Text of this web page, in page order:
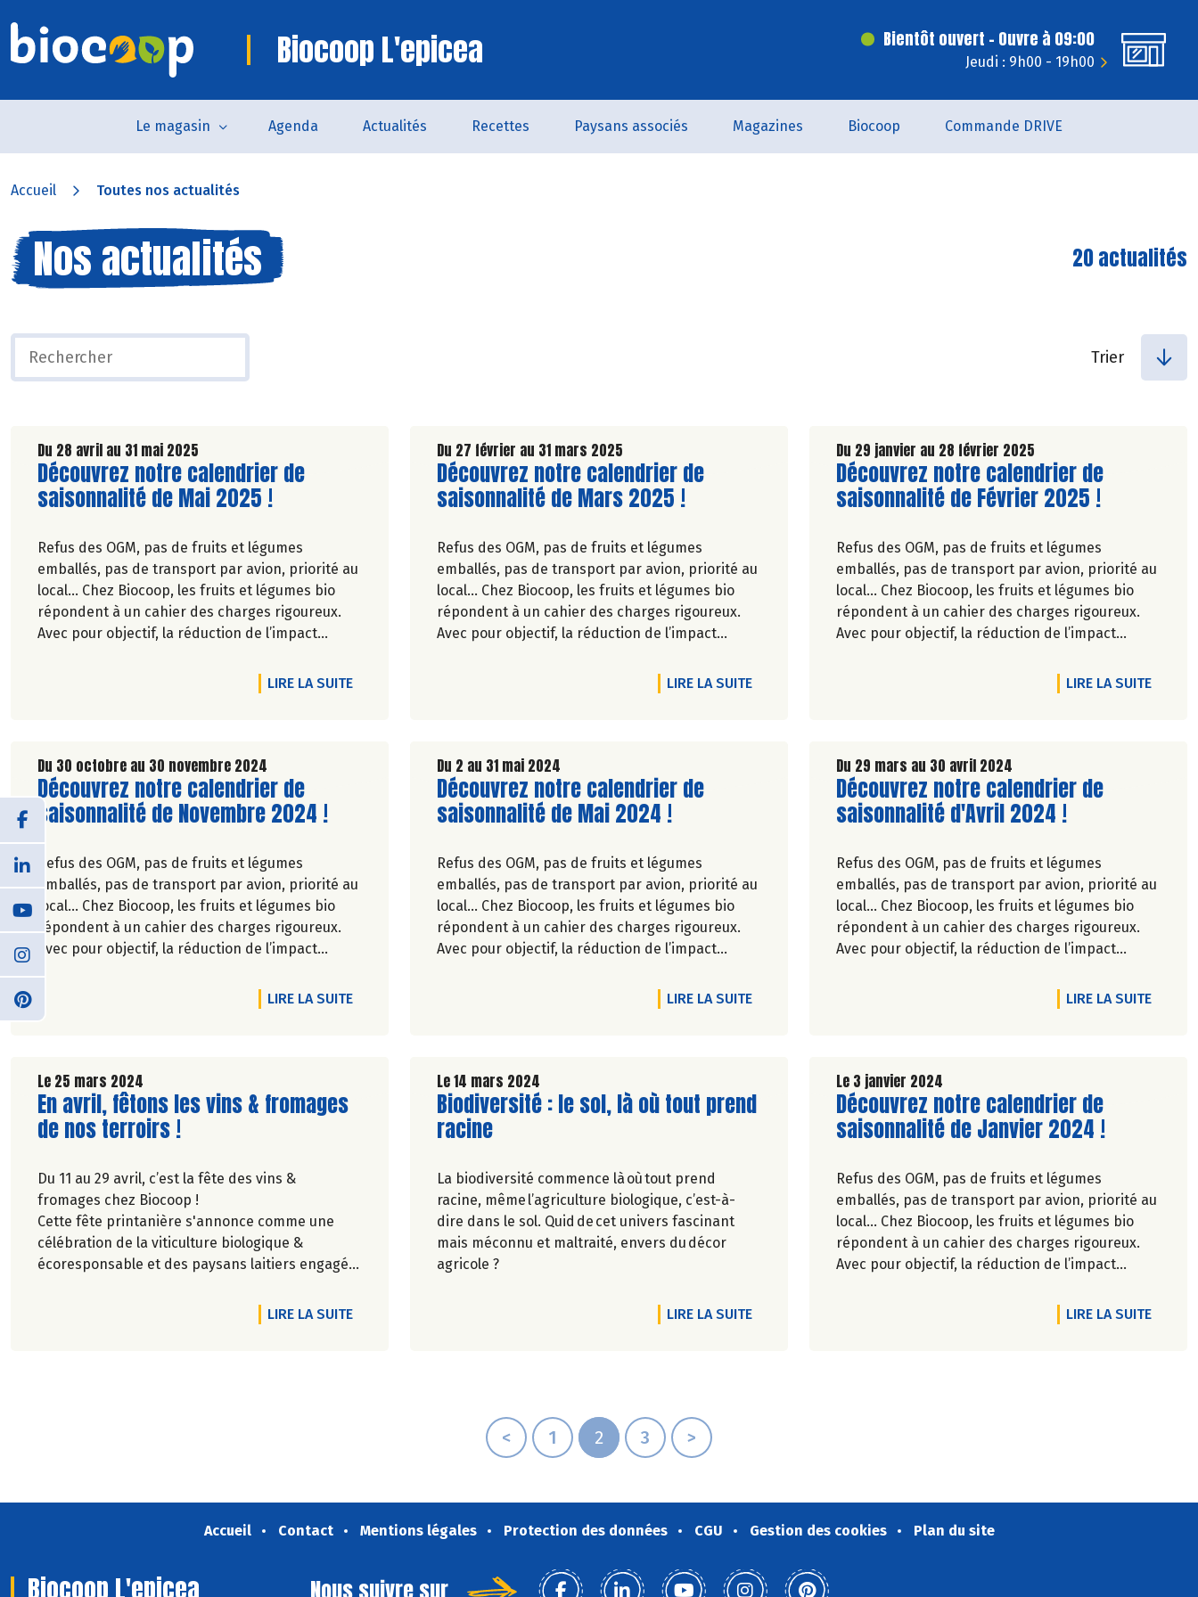
Biocoop L'epicea Bientôt ouvert - Ouvre à 09:00
Jeudi : 9h00 - 19h00
Le magasin Agenda Actualités Recettes Paysans associés Magazines Biocoop Commande DRIVE
Accueil Toutes nos actualités
Nos actualités 20 actualités
Trier
Du 28 avril au 31 mai 2025
Lire la suite de l'article
Découvrez notre calendrier de
saisonnalité de Mai 2025 !
Refus des OGM, pas de fruits et légumes
emballés, pas de transport par avion, priorité au
local… Chez Biocoop, les fruits et légumes bio
répondent à un cahier des charges rigoureux.
Avec pour objectif, la réduction de l’impact
l’environnement. Parce que manger des produits
de qualité rime avec respect de la saisonnalité,
Découvrez celui de Mai 2025 !
LIRE LA SUITEDE L'ARTICLE DÉCOUVREZ NOTRE CALENDRIER DE SAISONNALITÉ DE MAI 2025 !
Du 27 février au 31 mars 2025
Lire la suite de l'article
Découvrez notre calendrier de
saisonnalité de Mars 2025 !
Refus des OGM, pas de fruits et légumes
emballés, pas de transport par avion, priorité au
local… Chez Biocoop, les fruits et légumes bio
répondent à un cahier des charges rigoureux.
Avec pour objectif, la réduction de l’impact
l’environnement. Parce que manger des produits
de qualité rime avec respect de la saisonnalité,
Découvrez celui de Mars 2025 !
LIRE LA SUITEDE L'ARTICLE DÉCOUVREZ NOTRE CALENDRIER DE SAISONNALITÉ DE
Du 29 janvier au 28 février 2025
Lire la suite de l'article
Découvrez notre calendrier de
saisonnalité de Février 2025 !
Refus des OGM, pas de fruits et légumes
emballés, pas de transport par avion, priorité au
local… Chez Biocoop, les fruits et légumes bio
répondent à un cahier des charges rigoureux.
Avec pour objectif, la réduction de l’impact
l’environnement. Parce que manger des produits
de qualité rime avec respect de la saisonnalité,
Découvrez celui de Février 2025 !
LIRE LA SUITEDE
Du 30 octobre au 30 novembre 2024
Lire la suite de l'article
Découvrez notre calendrier de
saisonnalité de Novembre 2024 !
Refus des OGM, pas de fruits et légumes
emballés, pas de transport par avion, priorité au
local… Chez Biocoop, les fruits et légumes bio
répondent à un cahier des charges rigoureux.
Avec pour objectif, la réduction de l’impact
l’environnement. Parce que manger des produits
de qualité rime avec respect de la saisonnalité,
Découvrez celui de Novembre 2024 !
LIRE LA SUITEDE L'ARTICLE DÉCOUVREZ NOTRE CALENDRIER DE SAISONNALITÉ DE NOVEMBRE 2024 !
Du 2 au 31 mai 2024
Lire la suite de l'article
Découvrez notre calendrier de
saisonnalité de Mai 2024 !
Refus des OGM, pas de fruits et légumes
emballés, pas de transport par avion, priorité au
local… Chez Biocoop, les fruits et légumes bio
répondent à un cahier des charges rigoureux.
Avec pour objectif, la réduction de l’impact
l’environnement. Parce que manger des produits
de qualité rime avec respect de la saisonnalité,
Découvrez celui de Mai 2024 !
LIRE LA SUITEDE L'ARTICLE DÉCOUVREZ NOTRE CALENDRIER DE SAISONNALITÉ DE
Du 29 mars au 30 avril 2024
Lire la suite de l'article
Découvrez notre calendrier de
saisonnalité d'Avril 2024 !
Refus des OGM, pas de fruits et légumes
emballés, pas de transport par avion, priorité au
local… Chez Biocoop, les fruits et légumes bio
répondent à un cahier des charges rigoureux.
Avec pour objectif, la réduction de l’impact
l’environnement. Parce que manger des produits
de qualité rime avec respect de la saisonnalité,
Découvrez celui d'Avril 2024 !
LIRE LA SUITEDE
Le 25 mars 2024
Lire la suite de l'article
En avril, fêtons les vins & fromages
de nos terroirs !
Du 11 au 29 avril, c’est la fête des vins &
fromages chez Biocoop !
Cette fête printanière s'annonce comme une
célébration de la viticulture biologique &
écoresponsable et des paysans laitiers engagés
LIRE LA SUITEDE L'ARTICLE EN AVRIL, FÊTONS LES VINS & FROMAGES DE NOS TERROIRS !
Le 14 mars 2024
Lire la suite de l'article
Biodiversité : le sol, là où tout prend
racine
La biodiversité commence là où tout prend
racine, même l’agriculture biologique, c’est-à-
dire dans le sol. Quid de cet univers fascinant
mais méconnu et maltraité, envers du décor
agricole ?
LIRE LA SUITEDE L'ARTICLE BIODIVERSITÉ : LE SOL, LÀ OÙ TOUT PREND RACINE
Le 3 janvier 2024
Lire la suite de l'article
Découvrez notre calendrier de
saisonnalité de Janvier 2024 !
Refus des OGM, pas de fruits et légumes
emballés, pas de transport par avion, priorité au
local… Chez Biocoop, les fruits et légumes bio
répondent à un cahier des charges rigoureux.
Avec pour objectif, la réduction de l’impact
l’environnement. Parce que manger des produits
de qualité rime avec respect de la saisonnalité,
LIRE LA SUITEDE
< 1 2 3 >
Accueil Contact Mentions légales Protection des données CGU Gestion des cookies Plan du site
Biocoop L'epicea